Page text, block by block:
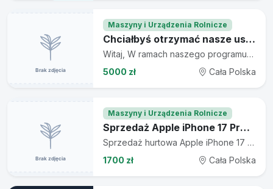
Maszyny i Urządzenia Rolnicze
Chciałbyś otrzymać nasze usługi kredytowe
Witaj, W ramach naszego programu wsparcia finansowego oferujemy pożyczki osobiste i zawodowe przeznaczone na wsparcie osób i firm w ich projektach. Oddajemy do dyspozycji wszystkie osoby prywatne i firmy pożyczki gotówkowe w wysokości od 5 000 do 2 500 000 euro wszystkim poważnym osobom, które mają realne potrzeby. Stopy procentowe wahają się od 3% w okresie od 1 do 25 lat maksimum. W rzeczywistości pożyczki te są udzielane zgodnie z obowiązującymi przepisami dotyczącymi zamykania i regulowania pożyczek między osobami fizycznymi w Europie. Jeśli masz niedokończony projekt lub pilnie potrzebujesz finansowania, możesz skontaktować się z nami, aby uzyskać formularz wniosku o pożyczkę E-mail: delphine-daniele@mail.be ☎️ Numer WhatsApp: +32 465 85 86 29 Dziękuję i dobre zrozumienie dla Ciebie
5000 zł
Cała Polska
Maszyny i Urządzenia Rolnicze
Sprzedaż Apple iPhone 17 Pro Max, iPhone 17 Pro, iPhone 17, iPhone Air, iPhone 16 Pro Max, iPhone 16 Pro, iPhone 16, Samsung Galaxy S26 Ultra
Sprzedaż hurtowa Apple iPhone 17 Pro Max, iPhone 17 Pro, iPhone 17, iPhone Air, iPhone 16 Pro Max, iPhone 16 Pro, iPhone 16, Samsung Galaxy S26 Ultra , Samsung Galaxy S26 , Samsung Galaxy S25 Ultra , Samsung Galaxy S25, Samsung Galaxy Z Fold7 ,Google Pixel 10 Pro XL , Xiaomi 17 Ultra , Sony PlayStation PS5 Pro Konsola do gier, Skontaktuj się z nami przez : CZAT WHATSAPP : +32460211540 , EMAIL: gadgettspheresl@gmail.com Jesteśmy dostawcą różnych marek smartfonów, Apple iPads, Apple Watch, laptopów, sprzętu DJ-skiego, aparatów fotograficznych, optyki termowizyjnej, klawiatur muzycznych, kart graficznych i innych komponentów komputerowych. Wszystkie nasze smartfony i inne produkty są wysyłane z naszego magazynu w HISZPANII. Smartfony są w 100% oryginalne, zupełnie nowe, zapakowane w nowe pudełko ze wszystkimi akcesoriami i objęte roczną gwarancją. Smartfony te są odblokowane dla wszystkich kart SIM sieciowych. . Wysyłamy do wszystkich krajów na świecie za pośrednictwem FedEx, DHL i UPS. Przy zakupie 3 lub więcej sztuk smartfonów lub dowolnego z naszych produktów obowiązuje 10% zniżki. Akceptujemy płatności przelewem bankowym (IBAN). . Zainteresowanych kupnem prosimy o bezpośredni kontakt: EMAIL: gadgettspheresl@gmail.com WHATSAPP CHAT : +32460211540 WHATSAPP CHAT : 0032460211540 . Apple iPhone 17 Pro Max 256GB = 3000 złoty Apple iPhone 17 Pro Max 512GB = 3250 złoty Apple iPhone 17 Pro Max 1TB = 3550 złoty Apple iPhone 17 Pro Max 2TB = 4000 złoty Apple iPhone 17 Pro 256GB = 2600 złoty Apple iPhone 17 Pro 512GB = 2900 złoty Apple iPhone 17 Pro 1TB = 3350 złoty Apple iPhone Air 256GB = 2200 złoty Apple iPhone Air 512GB = 2380 złoty Apple iPhone Air 1TB = 2650 złoty Apple iPhone 17 256GB = 2050 złoty Apple iPhone 17 512GB = 2300 złoty Apple iPhone 16 Pro 128GB = 2150 złoty Apple iPhone 16 Pro 256GB = 2320 złoty Apple iPhone 16 Pro 512GB = 2540 złoty Apple iPhone 16 Pro 1TB = 2780 złoty Apple iPhone 16 Pro Max 256GB = 2400 złoty Apple iPhone 16 Pro Max 512GB = 2620 złoty Apple iPhone 16 Pro Max 1TB = 2950 złoty Apple iPhone 16 128GB = 1580 złoty Apple iPhone 16 256GB = 1750 złoty Apple iPhone 16 512GB = 1960 złoty Apple iPhone 16 Plus 128GB = 1710 złoty Apple iPhone 16 Plus 256GB = 1880 złoty Apple iPhone 16 Plus 512GB = 2100 złoty Apple iPhone 15 Pro Max 256GB = 1800 złoty Apple iPhone 15 Pro Max 512GB = 1970 złoty Apple iPhone 15 Pro Max 1TB = 2200 złoty Apple iPhone 15 Pro 128GB = 1500 złoty Apple iPhone 15 Pro 256GB = 1630 złoty Apple iPhone 15 Pro 512GB = 1800 złoty Apple iPhone 15 Pro 1TB = 1960 złoty Apple iPhone 15 Plus 128GB = 1150 złoty Apple iPhone 15 Plus 256GB = 1300 złoty Apple iPhone 15 Plus 512GB =e 1410 złoty Apple iPhone 15 128GB = 1070 złoty Apple iPhone 15 256GB = 1195 złoty Apple iPhone 15 512GB = 1330 złoty Apple iPhone 14 Pro Max 128GB = 1320 złoty Apple iPhone 14 Pro Max 256GB = 1450 złoty Apple iPhone 14 Pro Max 512GB = 1580 złoty Apple iPhone 14 Pro Max 1TB = 1730 złoty Apple iPhone 14 Pro 128GB = 1195 złoty Apple iPhone 14 Pro 256GB = 1325 złoty Apple iPhone 14 Pro 512GB = 1450 złoty Apple iPhone 14 Pro 1TB = 1580 złoty Apple iPhone 14 Plus 128GB = 1020 złoty Apple iPhone 14 Plus 256GB = 1130 złoty Apple iPhone 14 Plus 512GB = 1230 złoty Apple iPhone 14 128GB = 940 złoty Apple iPhone 14 256GB = 1050 złoty Apple iPhone 14 512GB = 1160 złoty Sony PlayStation PS5 Pro Digital Edition Konsole = 1710 złoty Sony PlayStation PS5 Blu-Ray Edition Konsole = 1410 złoty Sony PlayStation PS5 Slim Blu-Ray Edition Konsole = 1500 złoty Nintendo Switch 2 Konsole do gier = 1320 złoty Nintendo Switch 2 + Mario Kart World Bundle Konsole = 1410 złoty Microsoft Xbox Series X 2TB Special Edition = 1500 złoty Samsung Galaxy S26 Ultra 12GB RAM 256GB = 2350 złoty Samsung Galaxy S26 Ultra 12GB RAM 512GB = 2570 złoty Samsung Galaxy S26 Ultra 16GB RAM 1TB = 2900 złoty Samsung Galaxy S26 12GB RAM 256GB = 1750 złoty Samsung Galaxy S26 12GB RAM 512GB = 1960 złoty Samsung Galaxy S26 Plus 12GB RAM 256GB = 1920 złoty Samsung Galaxy S26 Plus 12GB RAM 512GB = 2130 złoty Samsung Galaxy S25 Ultra 256GB = 1880 złoty Samsung Galaxy S25 Ultra 512GB = 2050 złoty Samsung Galaxy S25 Ultra 1TB = 2270 złoty Samsung Galaxy S25 128GB = 1370 złoty Samsung Galaxy S25 256GB = 1500 złoty Samsung Galaxy S25 512GB = 1630 złoty Samsung Galaxy S25 Plus 128GB = 1500 złoty Samsung Galaxy S25 Plus 256GB = 1630 złoty Samsung Galaxy S25 Plus 512GB = 1760 złoty Samsung Galaxy Z Fold7 256GB = 2200 złoty Samsung Galaxy Z Fold7 512GB = 2450 złoty Samsung Galaxy Z Fold7 1TB = 2700 złoty Samsung Galaxy Z Flip7 5G 256GB = 1800 złoty Samsung Galaxy Z Flip7 5G 512GB = 2000 złoty Samsung Galaxy Z Fold6 256GB = 1725 złoty Samsung Galaxy Z Fold6 512GB = 1900 złoty Samsung Galaxy Z Fold6 1TB = 2130 złoty Samsung Galaxy Z Flip6 5G 256GB = 1460 złoty Samsung Galaxy Z Flip6 5G 512GB = 1650 złoty Samsung Galaxy S24 Ultra 5G 256GB = 1600 złoty Samsung Galaxy S24 Ultra 5G 512GB = 1730 złoty Samsung Galaxy S24 Ultra 5G 1TB = 1900 złoty Samsung Galaxy S24+ 5G 256GB = 1300 złoty Samsung Galaxy S24+ 5G 512GB = 1410 złoty Samsung Galaxy S24 5G 128GB = 1100 złoty Samsung Galaxy S24 5G 256GB = 1230 złoty Xiaomi 17 Ultra 16GB RAM - 512GB = 2230 złoty Xiaomi 17 Ultra 16GB RAM - 1TB = 2460 złoty Xiaomi 17 12GB RAM - 256GB = 1720 złoty Xiaomi 17 12GB RAM - 512GB = 1900 złoty Xiaomi 15T Pro 12GB RAM - 256GB = 1360 złoty Xiaomi 15T Pro 12GB RAM - 512GB = 1500 złoty Xiaomi 15T Pro 12GB RAM - 1TB = 1700 złoty Google Pixel 10 128GB = 1370 złoty Google Pixel 10 256GB = 1500 złoty Google Pixel 10 Pro 128GB = 1710 złoty Google Pixel 10 Pro 256GB = 1880 złoty Google Pixel 10 Pro 512GB = 2060 złoty Google Pixel 10 Pro 1TB = 2270 złoty Google Pixel 10 Pro XL 256GB = 2260 złoty Google Pixel 10 Pro XL 512GB = 2450 złoty Google Pixel 10 Pro XL 1TB = 2690 złoty Jeśli jesteś zainteresowany zakupem któregokolwiek z naszych produktów, skontaktuj się z nami bezpośrednio przez: EMAIL: gadgettspheresl@gmail.com WHATSAPP CHAT : +32460211540 WHATSAPP CHAT : 0032460211540
1700 zł
Cała Polska